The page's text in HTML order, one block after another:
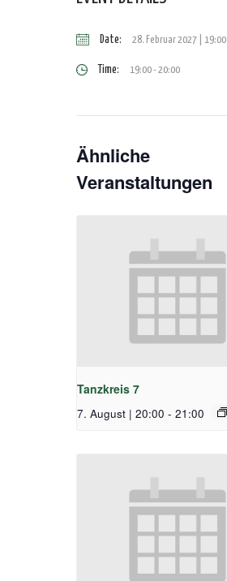
Date: 28. Februar 2027 | 19:00
Time: 19:00 - 20:00
Ähnliche
Veranstaltungen
Tanzkreis 7
7. August | 20:00 - 21:00